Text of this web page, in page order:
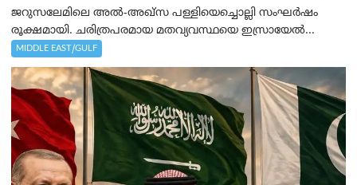
ജറുസലേമിലെ അൽ-അഖ്‌സ പള്ളിയെച്ചൊല്ലി സംഘർഷം
രൂക്ഷമായി. ചരിത്രപരമായ മതവ്യവസ്ഥയെ ഇസ്രായേൽ...
MIDDLE EAST/GULF